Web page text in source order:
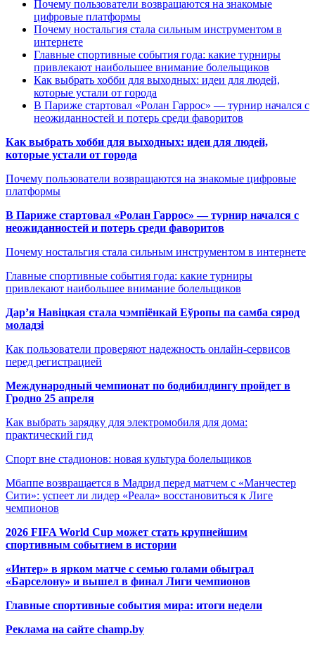
Почему пользователи возвращаются на знакомые
цифровые платформы
Почему ностальгия стала сильным инструментом в
интернете
Главные спортивные события года: какие турниры
привлекают наибольшее внимание болельщиков
Как выбрать хобби для выходных: идеи для людей,
которые устали от города
В Париже стартовал «Ролан Гаррос» — турнир начался с
неожиданностей и потерь среди фаворитов
Как выбрать хобби для выходных: идеи для людей,
которые устали от города
Почему пользователи возвращаются на знакомые цифровые
платформы
В Париже стартовал «Ролан Гаррос» — турнир начался с
неожиданностей и потерь среди фаворитов
Почему ностальгия стала сильным инструментом в интернете
Главные спортивные события года: какие турниры
привлекают наибольшее внимание болельщиков
Дар’я Навіцкая стала чэмпіёнкай Еўропы па самба сярод
моладзі
Как пользователи проверяют надежность онлайн-сервисов
перед регистрацией
Международный чемпионат по бодибилдингу пройдет в
Гродно 25 апреля
Как выбрать зарядку для электромобиля для дома:
практический гид
Спорт вне стадионов: новая культура болельщиков
Мбаппе возвращается в Мадрид перед матчем с «Манчестер
Сити»: успеет ли лидер «Реала» восстановиться к Лиге
чемпионов
2026 FIFA World Cup может стать крупнейшим
спортивным событием в истории
«Интер» в ярком матче с семью голами обыграл
«Барселону» и вышел в финал Лиги чемпионов
Главные спортивные события мира: итоги недели
Реклама на сайте champ.by